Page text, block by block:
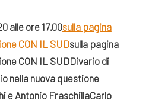
alle ore 17.00sulla pagina
CON IL SUDsulla pagina
CON IL SUDDivario di
nella nuova questione
e Antonio FraschillaCarlo